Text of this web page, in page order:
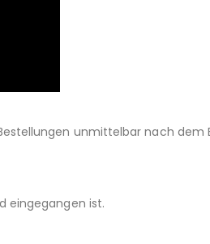
unmittelbar nach
eingegangen ist.